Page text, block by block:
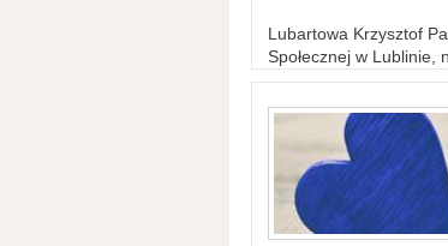
Lubartowa Krzysztof
Społecznej w Lublinie,